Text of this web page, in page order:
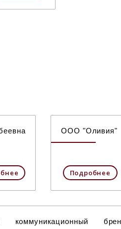
ООО "Оливия"
Подробнее